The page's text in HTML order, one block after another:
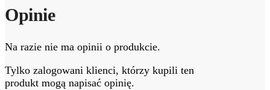
Opinie
Na razie nie ma opinii o produkcie.
Tylko zalogowani klienci, którzy kupili ten
produkt mogą napisać opinię.